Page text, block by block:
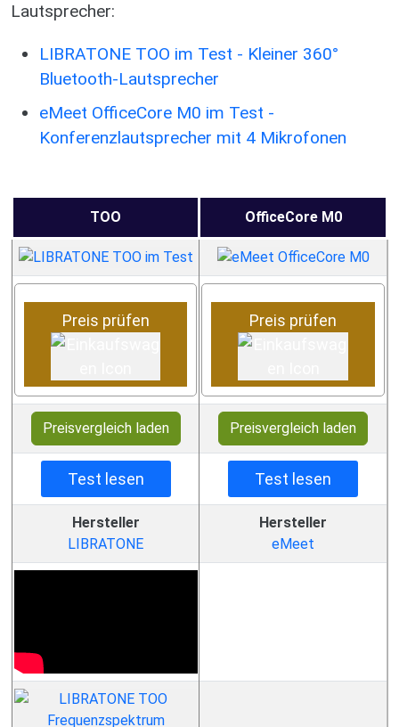
Lautsprecher:
LIBRATONE TOO im Test - Kleiner 360°
Bluetooth-Lautsprecher
eMeet OfficeCore M0 im Test -
Konferenzlautsprecher mit 4 Mikrofonen
TOO OfficeCore M0
Preis prüfen Preis prüfen
Preisvergleich laden Preisvergleich laden
Test lesen Test lesen
Hersteller
LIBRATONE
Hersteller
eMeet